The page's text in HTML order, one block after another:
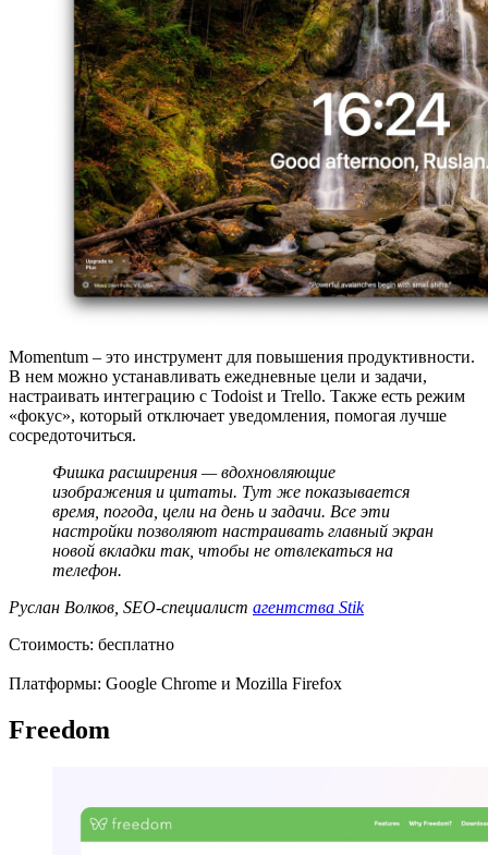
Momentum – это инструмент для повышения продуктивности.
В нем можно устанавливать ежедневные цели и задачи,
настраивать интеграцию с Todoist и Trello. Также есть режим
«фокус», который отключает уведомления, помогая лучше
сосредоточиться.
Фишка расширения — вдохновляющие
изображения и цитаты. Тут же показывается
время, погода, цели на день и задачи. Все эти
настройки позволяют настраивать главный экран
новой вкладки так, чтобы не отвлекаться на
телефон.
Руслан Волков, SEO-специалист агентства Stik
Стоимость: бесплатно
Платформы: Google Chrome и Mozilla Firefox
Freedom